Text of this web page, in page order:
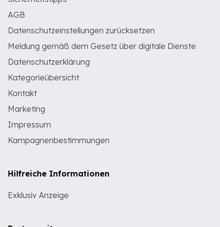
AGB
Datenschutzeinstellungen zurücksetzen
Meldung gemäß dem Gesetz über digitale Dienste
Datenschutzerklärung
Kategorieübersicht
Kontakt
Marketing
Impressum
Kampagnenbestimmungen
Hilfreiche Informationen
Exklusiv Anzeige